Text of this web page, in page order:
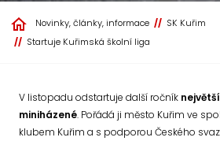
Novinky, články, informace
SK Kuřim
Startuje Kuřimská školní liga
V listopadu odstartuje další ročník
miniházené. Pořádá ji město Kuřim ve
klubem Kuřim a s podporou Českého